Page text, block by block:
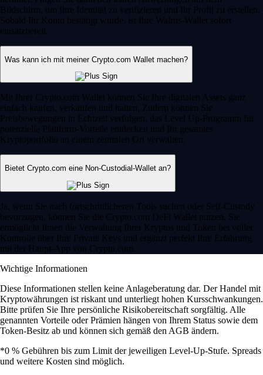
Bildschirm, um Ihre Identität zu verifizieren und Ihr Profil zu erstellen.
Sobald Ihr Konto bestätigt wurde, ist Ihre Walrus-Wallet sofort
einsatzbereit.
Was kann ich mit meiner Crypto.com Wallet machen?
Mit Ihrer Crypto.com Wallet können Sie Ihre digitalen Assets ganz
einfach kaufen, verkaufen und halten. Zudem können Sie
Preisbewegungen in Echtzeit verfolgen, das Level Up-Programm für
potenzielle Plattform-Vorteile entdecken und Ihr gesamtes
Kryptoportfolio an einem zentralen Ort verwalten.
Bietet Crypto.com eine Non-Custodial-Wallet an?
Ja, wenn Sie nach fortschrittlicheren Tools suchen oder Self-Custody
bevorzugen, können Sie die Crypto.com DeFi Wallet nutzen. Sie
ermöglicht Ihnen die Verwaltung Ihrer Kryptos und Token bei voller
Kontrolle über Ihre Private Keys und ergänzt perfekt Ihre Erfahrung
mit der Haupt-App von Crypto.com.
Wichtige Informationen
Diese Informationen stellen keine Anlageberatung dar. Der Handel mit
Kryptowährungen ist riskant und unterliegt hohen Kursschwankungen.
Bitte prüfen Sie Ihre persönliche Risikobereitschaft sorgfältig. Alle
genannten Vorteile oder Prämien hängen von Ihrem Status sowie dem
Token-Besitz ab und können sich gemäß den AGB ändern.
*0 % Gebühren bis zum Limit der jeweiligen Level-Up-Stufe. Spreads
und weitere Kosten sind möglich.